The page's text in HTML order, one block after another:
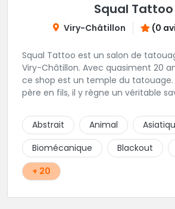
Squal Tattoo
Viry-Châtillon (0
Squal Tattoo est un salon de
Viry-Châtillon. Avec quasiment 20
ce shop est un temple du tatouage.
père en fils, il y règne un véritable
réalisés par les tatoueurs du shop.
Squal Tattoo est un véritable
!!
Abstrait Animal
Biomécanique
Blackout
+ 20